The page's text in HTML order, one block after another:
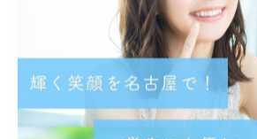
一覧に戻る
カテゴリー